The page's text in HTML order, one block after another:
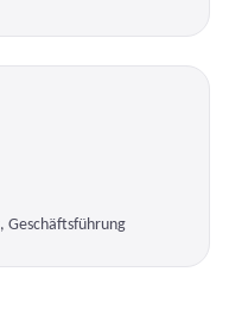
Geschäftsführung